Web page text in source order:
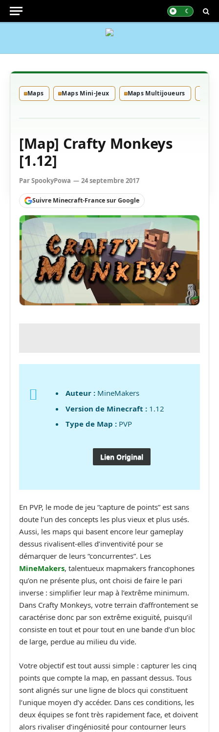
Maps Maps Mini-Jeux Maps Multijoueurs
[Map] Crafty Monkeys
[1.12]
ParSpookyPowa 24 septembre 2017
Suivre Minecraft-France sur Google
Auteur : MineMakers
Version de Minecraft : 1.12
Type de Map : PVP
Lien Original
En PVP, le mode de jeu “capture de points” est sans
doute l’un des concepts les plus vieux et plus usés.
Aussi, les maps qui basent encore leur gameplay
dessus rivalisent-elles d’inventivité pour se
démarquer de leurs “concurrentes”. Les
MineMakers, talentueux mapmakers francophones
qu’on ne présente plus, ont choisi de faire le pari
inverse : simplifier leur map à l’extrême minimum.
Dans Crafty Monkeys, votre terrain d’affrontement se
caractérise donc par son extrême exiguïté, puisqu’il
consiste en tout et pour tout en une bande d’un bloc
de large, perdue au milieu du vide.
Votre objectif est tout aussi simple : capturer les cinq
points que compte la map, en passant dessus. Tous
sont alignés sur une ligne de blocs qui constituent
l’unique moyen d’y accéder. Dans ces conditions, les
deux équipes se font très rapidement face, et doivent
alors rivaliser d’ingéniosité pour contourner leurs